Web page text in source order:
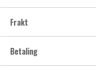
Frakt
Betaling